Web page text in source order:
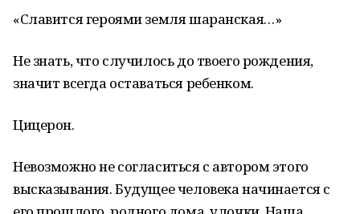
«Славится героями земля шаранская…»
Не знать, что случилось до твоего рождения,
значит всегда оставаться ребенком.
Цицерон.
Невозможно не согласиться с автором этого
высказывания. Будущее человека начинается с